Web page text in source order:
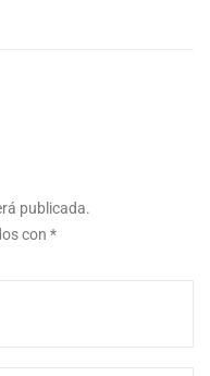
publicada.
con *